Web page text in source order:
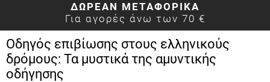
ΔΩΡΕΑΝ ΜΕΤΑΦΟΡΙΚΑ
Για αγορές άνω των 70 €
Οδηγός επιβίωσης στους ελληνικούς
δρόμους: Τα μυστικά της αμυντικής
οδήγησης